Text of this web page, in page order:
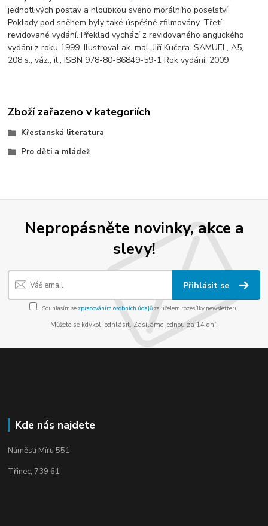
jednotlivých postav a hloubkou svého morálního poselství.
Poklady pod sněhem byly také úspěšně zfilmovány. Třetí,
revidované vydání. Překlad vychází z revidovaného anglického
vydání z roku 1999. Ilustroval ak. mal. Jiří Kučera. SAMUEL, A5,
208 s., váz., il., ISBN 978-80-86849-59-1 Rok vydání: 2009
Zboží zařazeno v kategoriích
Křesťanská literatura
Pro děti a mládež
Nepropásněte novinky, akce a
slevy!
Přihlásit se
Souhlasím se zpracováním osobních údajůza účelem rozesílky newsletteru.
Můžete se kdykoli odhlásit. Zasíláme jednou za 14 dní.
Kde nás najdete
Náměstí Míru 551
Třinec, 739 61